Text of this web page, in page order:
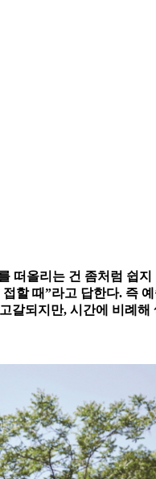
떠올리는 건 좀처럼 쉽
할 때”라고 답한다. 즉
갈되지만, 시간에 비례